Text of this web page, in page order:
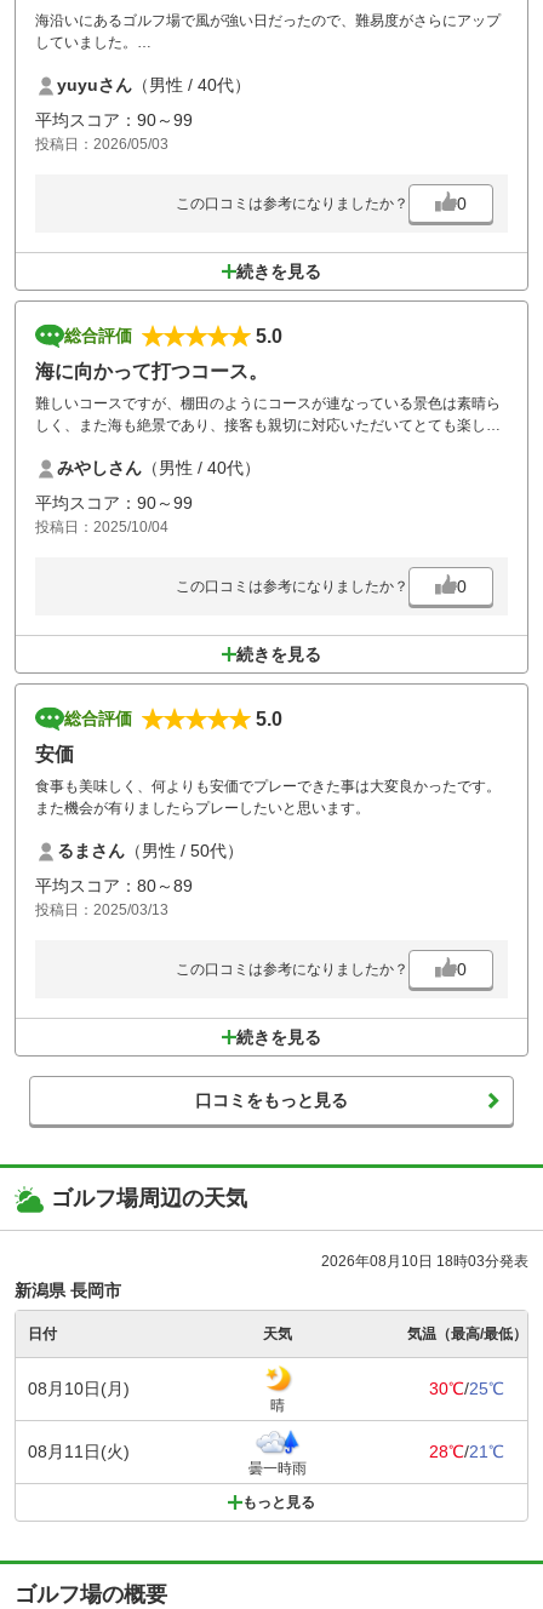
海沿いにあるゴルフ場で風が強い日だったので、難易度がさらにアップ
していました。
yuyuさん （男性 / 40代）
平均スコア：90～99
投稿日：2026/05/03
この口コミは参考になりましたか？ 0
続きを見る
総合評価
5.0
海に向かって打つコース。
難しいコースですが、棚田のようにコースが連なっている景色は素晴ら
しく、また海も絶景であり、接客も親切に対応いただいてとても楽しめ
ありがとうございました。
みやしさん （男性 / 40代）
平均スコア：90～99
投稿日：2025/10/04
この口コミは参考になりましたか？ 0
続きを見る
総合評価
5.0
安価
食事も美味しく、何よりも安価でプレーできた事は大変良かったです。
また機会が有りましたらプレーしたいと思います。
るまさん （男性 / 50代）
平均スコア：80～89
投稿日：2025/03/13
この口コミは参考になりましたか？ 0
続きを見る
口コミをもっと見る
ゴルフ場周辺の天気
2026年08月10日 18時03分発表
新潟県 長岡市
日付 天気 気温（最高/最低）
08月10日(月)
晴
30℃/25℃
08月11日(火)
曇一時雨
28℃/21℃
もっと見る
ゴルフ場の概要